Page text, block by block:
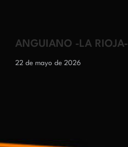
ANGUIANO -LA RIOJA-
22 de mayo de 2026